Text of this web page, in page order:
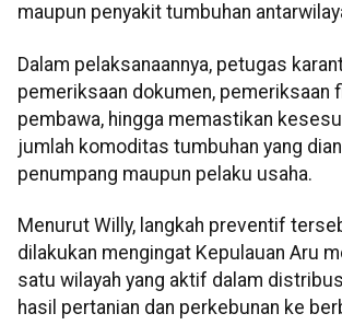
maupun penyakit tumbuhan
Dalam pelaksanaannya, petugas
pemeriksaan dokumen, pemeriksaan
pembawa, hingga memastikan
jumlah komoditas tumbuhan yang
penumpang maupun pelaku usaha.
Menurut Willy, langkah preventif
dilakukan mengingat Kepulauan Aru
satu wilayah yang aktif dalam
hasil pertanian dan perkebunan ke